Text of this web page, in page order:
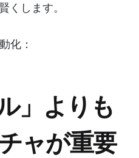
くします。
化：
」よりも
ャが重要